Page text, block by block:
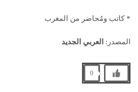
* كاتب ومُحاضر من المغرب
المصدر: العربي الجديد
0